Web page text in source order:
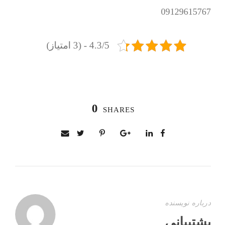
09129615767
4.3/5 - (3 امتیاز)
0 SHARES
درباره نویسنده